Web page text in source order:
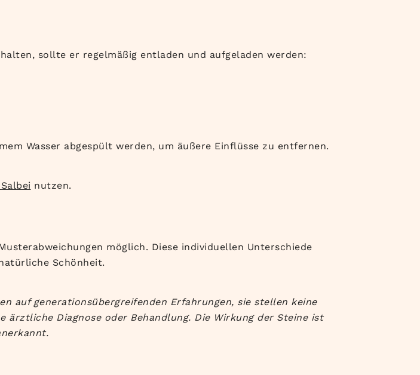
sollte er regelmäßig entladen und aufgeladen werden:
Wasser abgespült werden, um äußere Einflüsse zu entfernen.
nutzen.
möglich. Diese individuellen Unterschiede
Schönheit.
auf generationsübergreifenden Erfahrungen, sie stellen keine
Diagnose oder Behandlung. Die Wirkung der Steine ist